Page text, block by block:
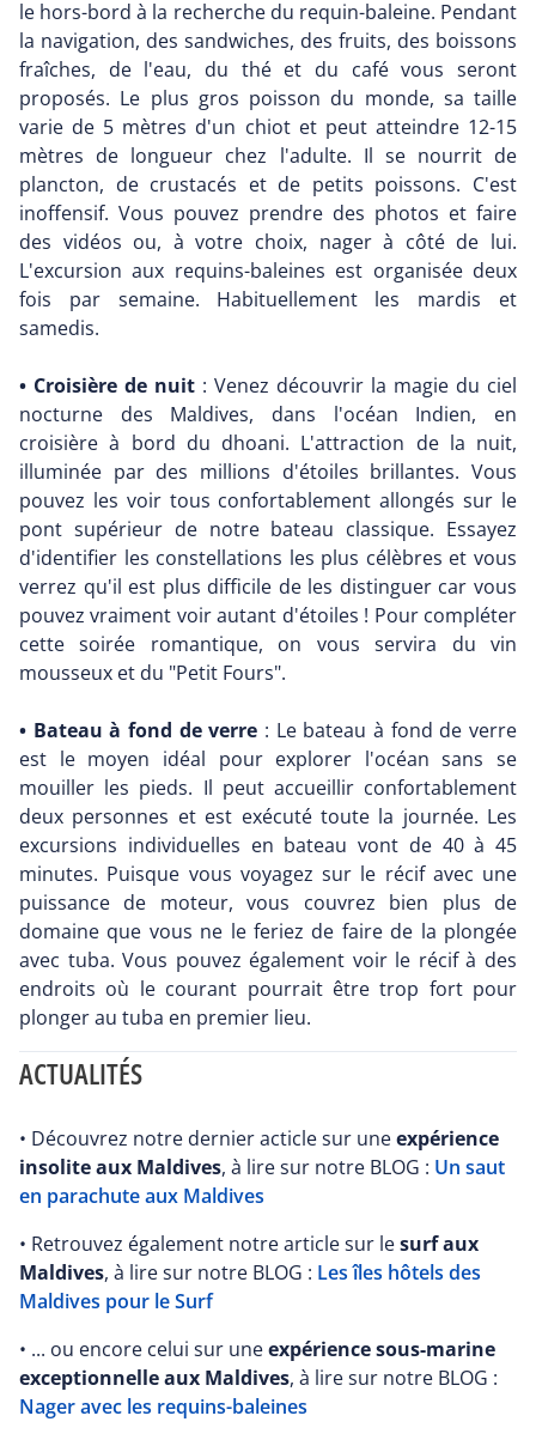
le hors-bord à la recherche du requin-baleine. Pendant
la navigation, des sandwiches, des fruits, des boissons
fraîches, de l'eau, du thé et du café vous seront
proposés. Le plus gros poisson du monde, sa taille
varie de 5 mètres d'un chiot et peut atteindre 12-15
mètres de longueur chez l'adulte. Il se nourrit de
plancton, de crustacés et de petits poissons. C'est
inoffensif. Vous pouvez prendre des photos et faire
des vidéos ou, à votre choix, nager à côté de lui.
L'excursion aux requins-baleines est organisée deux
fois par semaine. Habituellement les mardis et
samedis.
• Croisière de nuit : Venez découvrir la magie du ciel
nocturne des Maldives, dans l'océan Indien, en
croisière à bord du dhoani. L'attraction de la nuit,
illuminée par des millions d'étoiles brillantes. Vous
pouvez les voir tous confortablement allongés sur le
pont supérieur de notre bateau classique. Essayez
d'identifier les constellations les plus célèbres et vous
verrez qu'il est plus difficile de les distinguer car vous
pouvez vraiment voir autant d'étoiles ! Pour compléter
cette soirée romantique, on vous servira du vin
mousseux et du "Petit Fours".
• Bateau à fond de verre : Le bateau à fond de verre
est le moyen idéal pour explorer l'océan sans se
mouiller les pieds. Il peut accueillir confortablement
deux personnes et est exécuté toute la journée. Les
excursions individuelles en bateau vont de 40 à 45
minutes. Puisque vous voyagez sur le récif avec une
puissance de moteur, vous couvrez bien plus de
domaine que vous ne le feriez de faire de la plongée
avec tuba. Vous pouvez également voir le récif à des
endroits où le courant pourrait être trop fort pour
plonger au tuba en premier lieu.
ACTUALITÉS
• Découvrez notre dernier acticle sur uneexpérience
insolite aux Maldives, à lire sur notre BLOG : Un saut
en parachute aux Maldives
• Retrouvez également notre article sur lesurf aux
Maldives, à lire sur notre BLOG : Les îles hôtels des
Maldives pour le Surf
• ... ou encore celui sur uneexpérience sous-marine
exceptionnelle aux Maldives, à lire sur notre BLOG :
Nager avec les requins-baleines